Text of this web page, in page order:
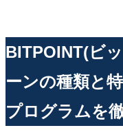
BITPOINT(ビ
ーンの種類と
プログラムを